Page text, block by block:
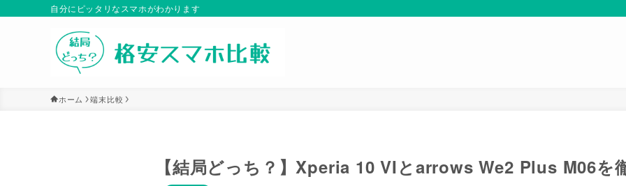
自分にピッタリなスマホがわかります
ホーム 端末比較
【結局どっち？】Xperia 10 VIとarrows We2 Plus M06を